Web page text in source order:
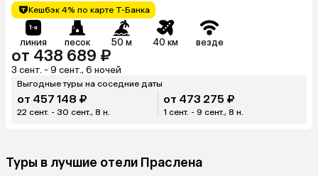
Кешбэк 4% по карте Т-Банка
линия песок 50 м 40 км везде
от 438 689 ₽
3 сент. - 9 сент., 6 ночей
Выгодные туры на соседние даты
от 457 148 ₽
22 сент. - 30 сент., 8 н.
от 473 275 ₽
1 сент. - 9 сент., 8 н.
Туры в лучшие отели Праслена